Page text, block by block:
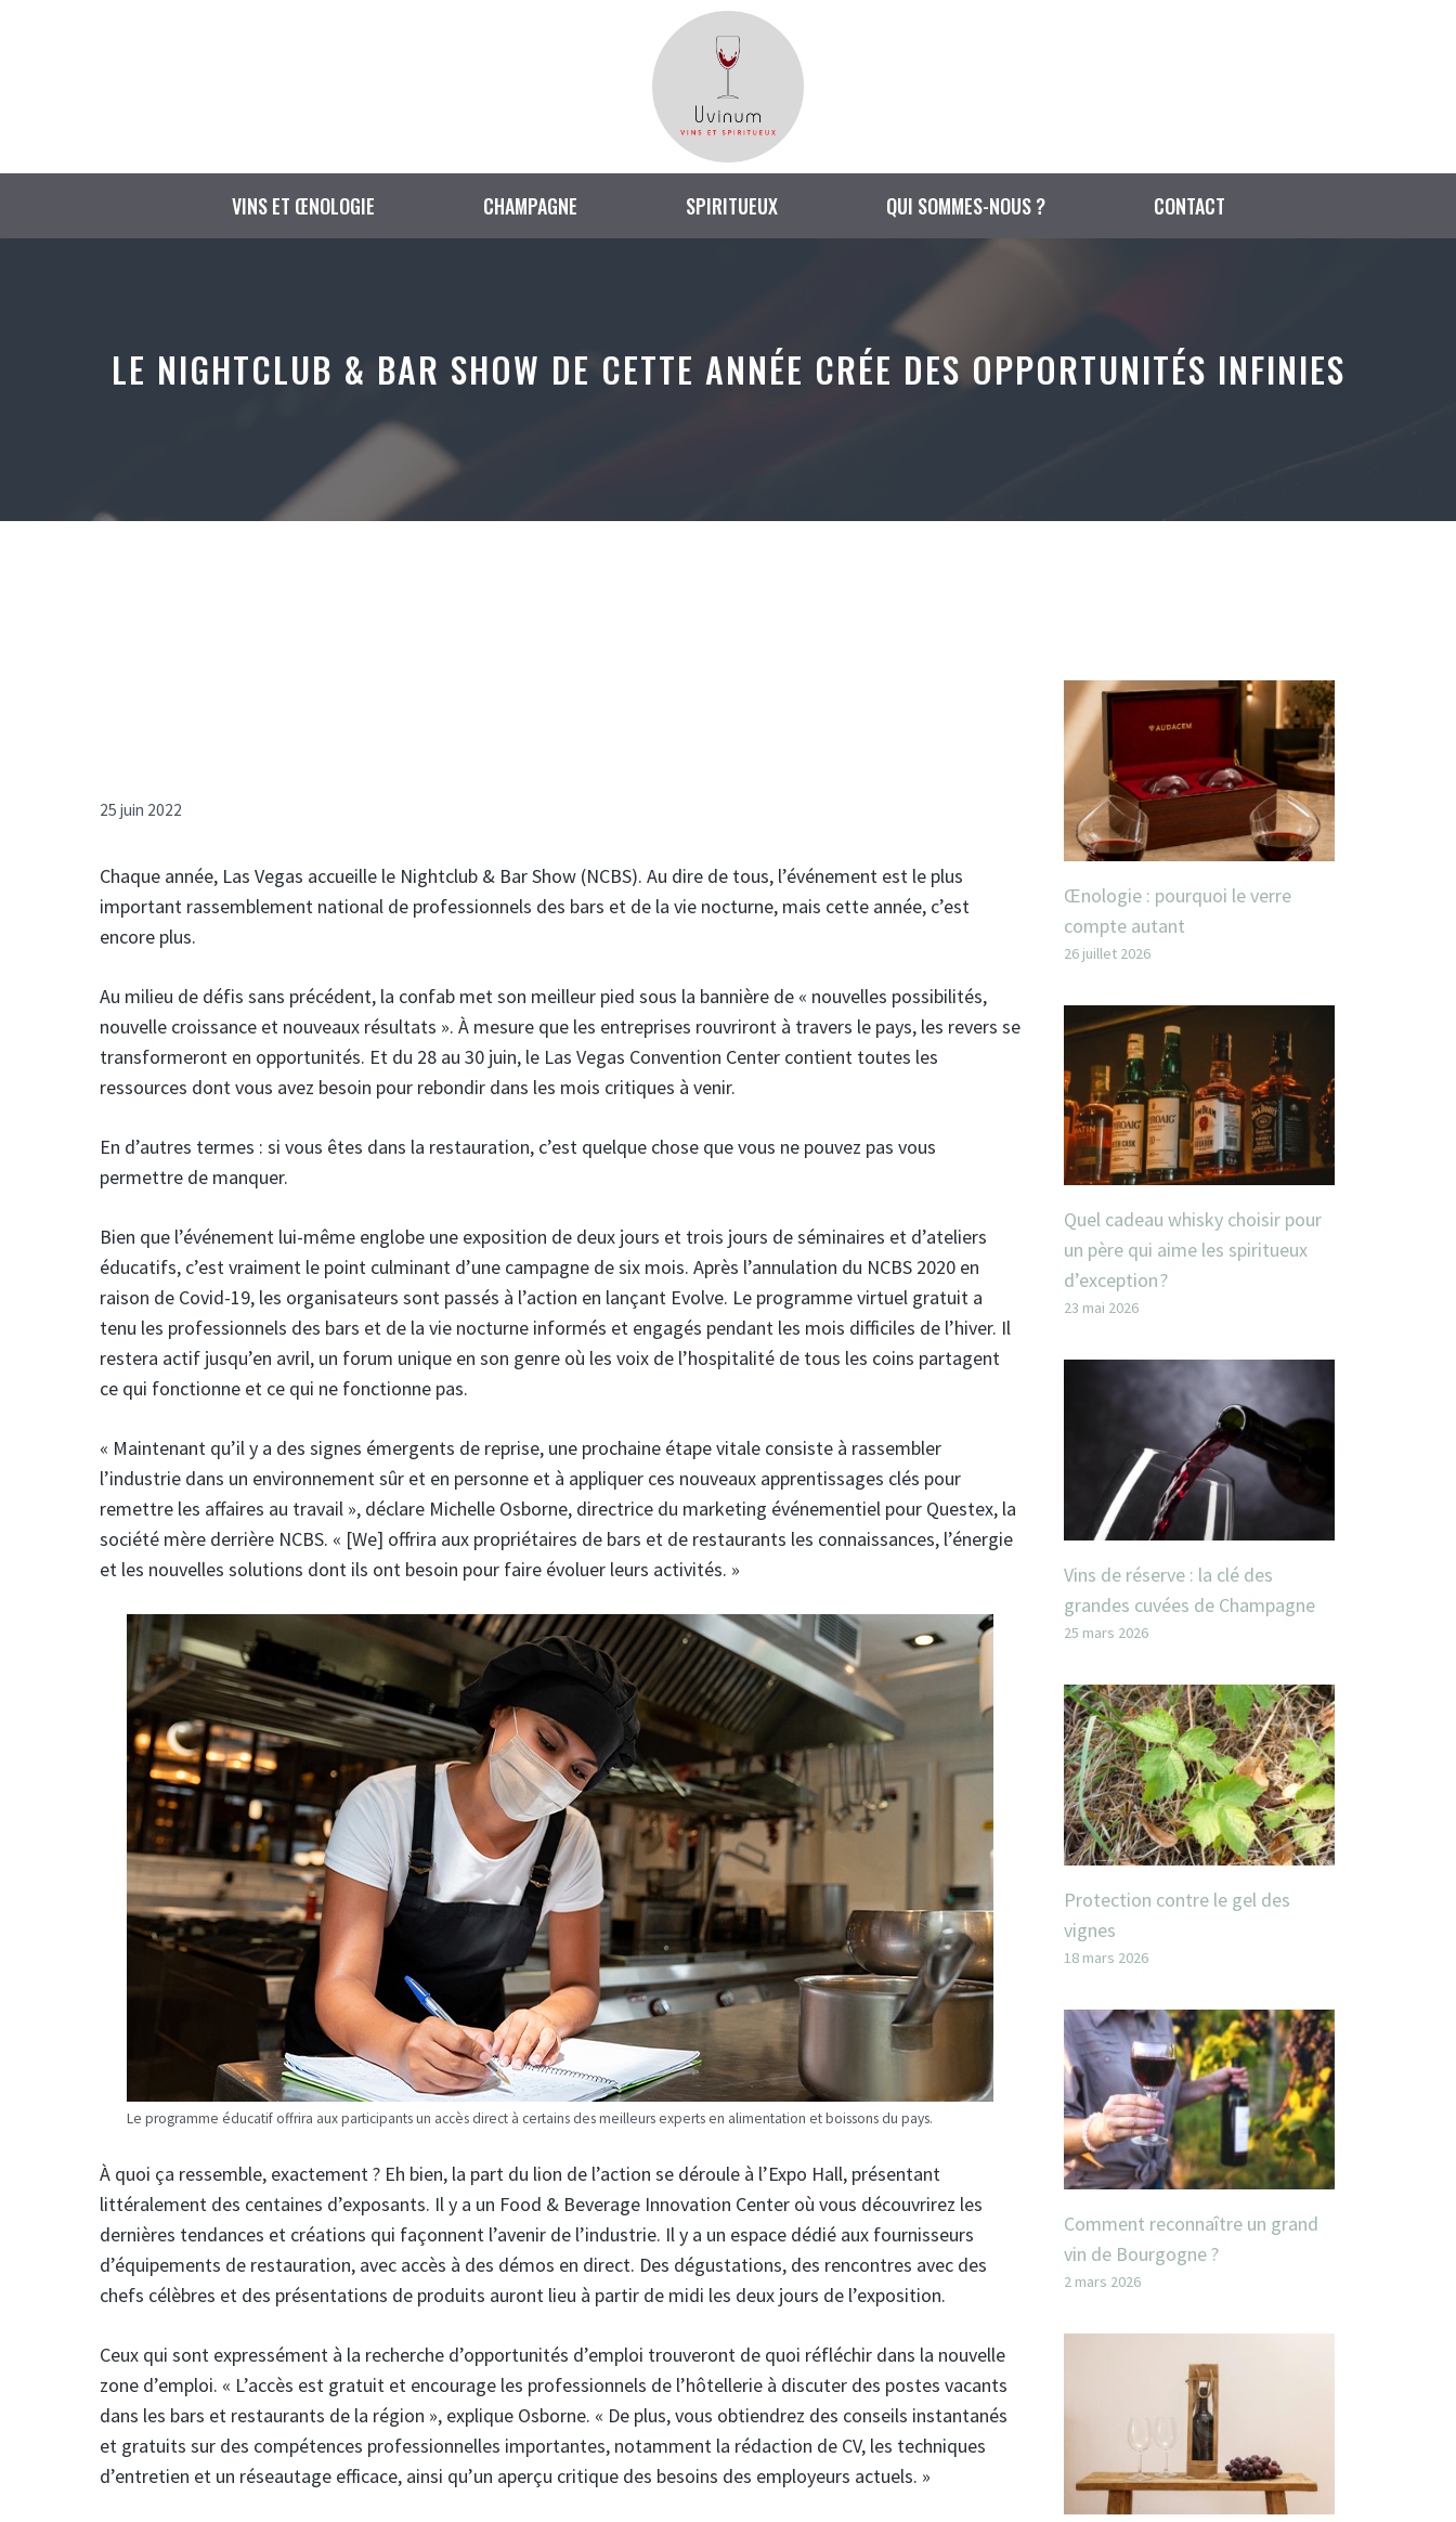
VINS ET ŒNOLOGIE CHAMPAGNE SPIRITUEUX QUI SOMMES-NOUS ? CONTACT
LE NIGHTCLUB & BAR SHOW DE CETTE ANNÉE CRÉE DES OPPORTUNITÉS INFINIES
25 juin 2022
Chaque année, Las Vegas accueille le Nightclub & Bar Show (NCBS). Au dire de tous, l’événement est le plus
important rassemblement national de professionnels des bars et de la vie nocturne, mais cette année, c’est
encore plus.
Au milieu de défis sans précédent, la confab met son meilleur pied sous la bannière de « nouvelles possibilités,
nouvelle croissance et nouveaux résultats ». À mesure que les entreprises rouvriront à travers le pays, les revers se
transformeront en opportunités. Et du 28 au 30 juin, le Las Vegas Convention Center contient toutes les
ressources dont vous avez besoin pour rebondir dans les mois critiques à venir.
En d’autres termes : si vous êtes dans la restauration, c’est quelque chose que vous ne pouvez pas vous
permettre de manquer.
Bien que l’événement lui-même englobe une exposition de deux jours et trois jours de séminaires et d’ateliers
éducatifs, c’est vraiment le point culminant d’une campagne de six mois. Après l’annulation du NCBS 2020 en
raison de Covid-19, les organisateurs sont passés à l’action en lançant Evolve. Le programme virtuel gratuit a
tenu les professionnels des bars et de la vie nocturne informés et engagés pendant les mois difficiles de l’hiver. Il
restera actif jusqu’en avril, un forum unique en son genre où les voix de l’hospitalité de tous les coins partagent
ce qui fonctionne et ce qui ne fonctionne pas.
« Maintenant qu’il y a des signes émergents de reprise, une prochaine étape vitale consiste à rassembler
l’industrie dans un environnement sûr et en personne et à appliquer ces nouveaux apprentissages clés pour
remettre les affaires au travail », déclare Michelle Osborne, directrice du marketing événementiel pour Questex, la
société mère derrière NCBS. « [We] offrira aux propriétaires de bars et de restaurants les connaissances, l’énergie
et les nouvelles solutions dont ils ont besoin pour faire évoluer leurs activités. »
Le programme éducatif offrira aux participants un accès direct à certains des meilleurs experts en alimentation et boissons du pays.
À quoi ça ressemble, exactement ? Eh bien, la part du lion de l’action se déroule à l’Expo Hall, présentant
littéralement des centaines d’exposants. Il y a un Food & Beverage Innovation Center où vous découvrirez les
dernières tendances et créations qui façonnent l’avenir de l’industrie. Il y a un espace dédié aux fournisseurs
d’équipements de restauration, avec accès à des démos en direct. Des dégustations, des rencontres avec des
chefs célèbres et des présentations de produits auront lieu à partir de midi les deux jours de l’exposition.
Ceux qui sont expressément à la recherche d’opportunités d’emploi trouveront de quoi réfléchir dans la nouvelle
zone d’emploi. « L’accès est gratuit et encourage les professionnels de l’hôtellerie à discuter des postes vacants
dans les bars et restaurants de la région », explique Osborne. « De plus, vous obtiendrez des conseils instantanés
et gratuits sur des compétences professionnelles importantes, notamment la rédaction de CV, les techniques
d’entretien et un réseautage efficace, ainsi qu’un aperçu critique des besoins des employeurs actuels. »
Œnologie : pourquoi le verre
compte autant
26 juillet 2026
Quel cadeau whisky choisir pour
un père qui aime les spiritueux
d’exception ?
23 mai 2026
Vins de réserve : la clé des
grandes cuvées de Champagne
25 mars 2026
Protection contre le gel des
vignes
18 mars 2026
Comment reconnaître un grand
vin de Bourgogne ?
2 mars 2026